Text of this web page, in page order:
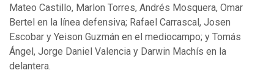
Mateo Castillo, Marlon Torres, Andrés Mosquera, Omar
Bertel en la línea defensiva; Rafael Carrascal, Josen
Escobar y Yeison Guzmán en el mediocampo; y Tomás
Ángel, Jorge Daniel Valencia y Darwin Machís en la
delantera.